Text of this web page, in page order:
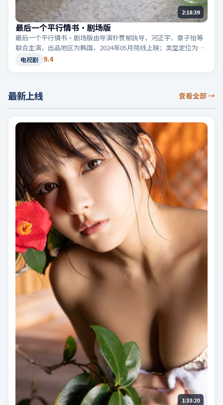
2:18:39
最后一个平行情书·剧场版
最后一个平行情书·剧场版由导演朴赞郁执导，河正宇、章子怡等
联合主演，出品地区为韩国，2024年05月院线上映；类型定位为电
视剧·冒险，旅途改变人物命运。适合检索「韩国冒险」「2024高
电视剧 9.4
最新上线 查看全部→
1:33:20